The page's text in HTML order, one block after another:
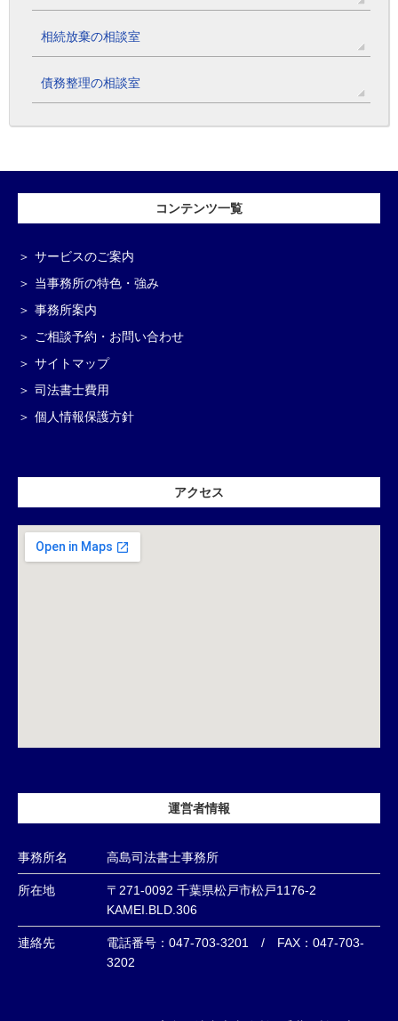
相続放棄の相談室
債務整理の相談室
コンテンツ一覧
サービスのご案内
当事務所の特色・強み
事務所案内
ご相談予約・お問い合わせ
サイトマップ
司法書士費用
個人情報保護方針
アクセス
運営者情報
事務所名 高島司法書士事務所
所在地
〒271-0092 千葉県松戸市松戸1176-2
KAMEI.BLD.306
連絡先
電話番号：047-703-3201 / FAX：047-703-
3202